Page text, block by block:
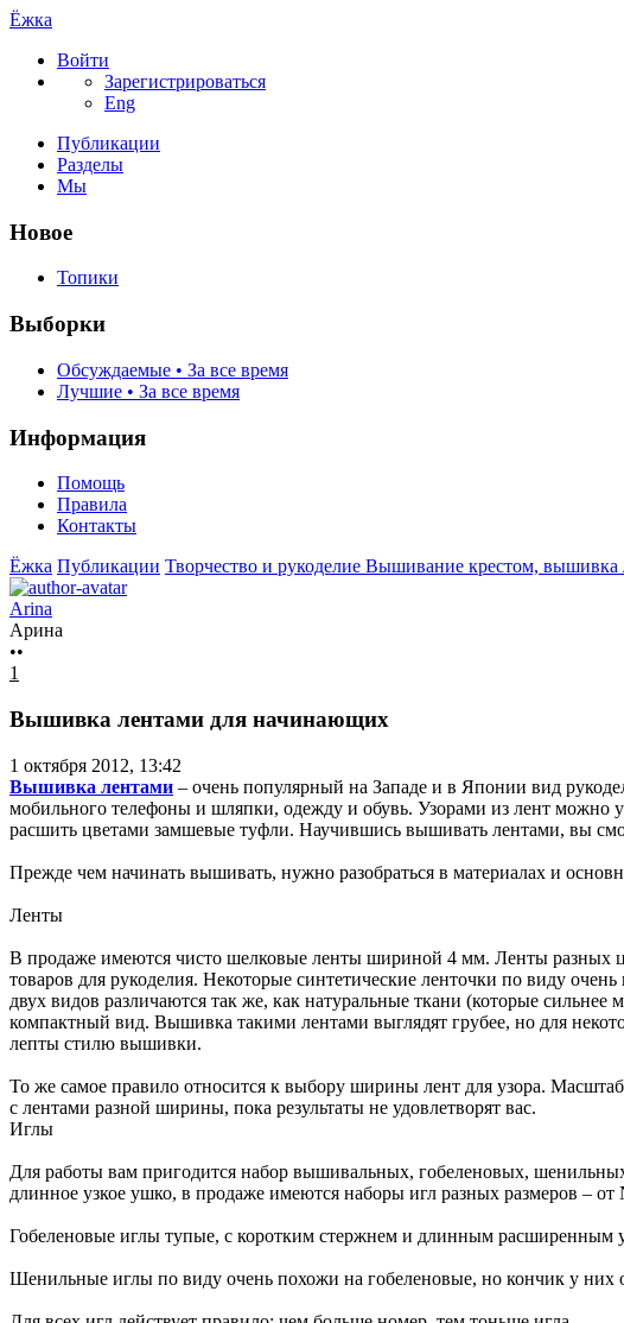
Ёжка
Войти
Зарегистрироваться
Eng
Публикации
Разделы
Мы
Новое
Топики
Выборки
Обсуждаемые • За все время
Лучшие • За все время
Информация
Помощь
Правила
Контакты
Ёжка Публикации Творчество и рукоделие Вышивание крестом, вышивка
Arina
Арина
••
1
Вышивка лентами для начинающих
1 октября 2012, 13:42
Вышивка лентами – очень популярный на Западе и в Японии вид
мобильного телефоны и шляпки, одежду и обувь. Узорами из лент можно
расшить цветами замшевые туфли. Научившись вышивать лентами, вы
Прежде чем начинать вышивать, нужно разобраться в материалах и
Ленты
В продаже имеются чисто шелковые ленты шириной 4 мм. Ленты разных
товаров для рукоделия. Некоторые синтетические ленточки по виду
двух видов различаются так же, как натуральные ткани (которые
компактный вид. Вышивка такими лентами выглядят грубее, но для
лепты стилю вышивки.
То же самое правило относится к выбору ширины лент для узора.
с лентами разной ширины, пока результаты не удовлетворят вас.
Иглы
Для работы вам пригодится набор вышивальных, гобеленовых,
длинное узкое ушко, в продаже имеются наборы игл разных размеров –
Гобеленовые иглы тупые, с коротким стержнем и длинным
Шенильные иглы по виду очень похожи на гобеленовые, но кончик у